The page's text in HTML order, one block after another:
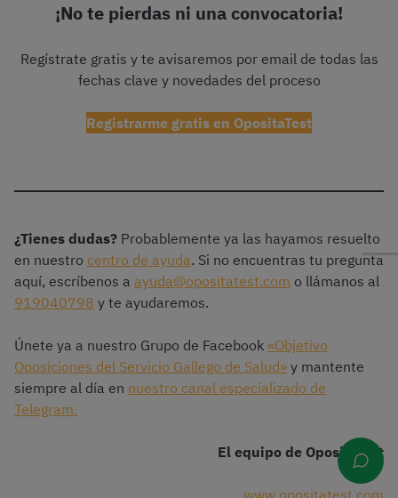
¡No te pierdas ni una convocatoria!
Regístrate gratis y te avisaremos por email de todas las
fechas clave y novedades del proceso
Registrarme gratis en OpositaTest
¿Tienes dudas? Probablemente ya las hayamos resuelto
en nuestro centro de ayuda. Si no encuentras tu pregunta
aquí, escríbenos a ayuda@opositatest.com o llámanos al
919040798 y te ayudaremos.
Únete ya a nuestro Grupo de Facebook «Objetivo
Oposiciones del Servicio Gallego de Salud» y mantente
siempre al día en nuestro canal especializado de
Telegram.
El equipo de OpositaTest